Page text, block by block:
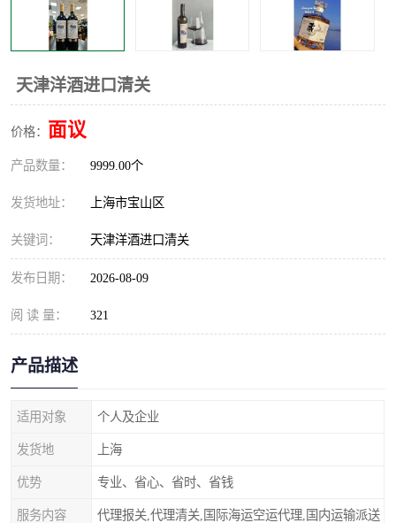
天津洋酒进口清关
价格： 面议
产品数量： 9999.00个
发货地址： 上海市宝山区
关键词： 天津洋酒进口清关
发布日期： 2026-08-09
阅 读 量： 321
产品描述
适用对象 个人及企业
发货地 上海
优势 专业、省心、省时、省钱
服务内容 代理报关,代理清关,国际海运空运代理,国内运输派送